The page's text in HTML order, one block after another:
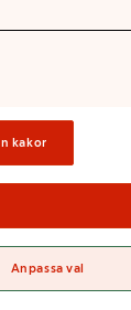
xylitol
kakor
Anpassa val